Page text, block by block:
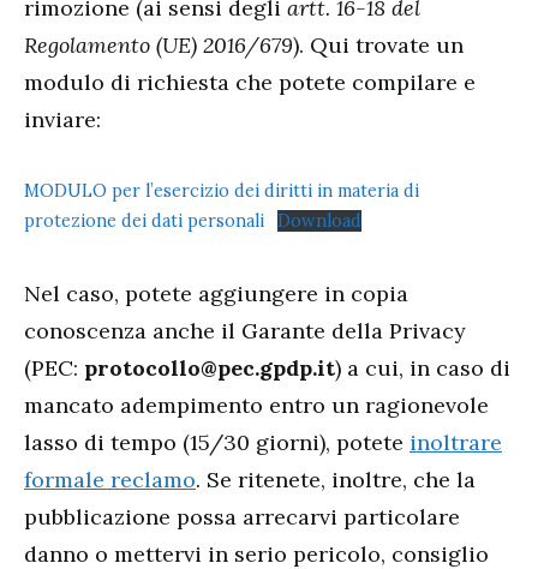
rimozione (ai sensi degli artt. 16-18 del
Regolamento (UE) 2016/679). Qui trovate un
modulo di richiesta che potete compilare e
inviare:
MODULO per l’esercizio dei diritti in materia di
protezione dei dati personali
Download
Nel caso, potete aggiungere in copia
conoscenza anche il Garante della Privacy
(PEC: protocollo@pec.gpdp.it) a cui, in caso di
mancato adempimento entro un ragionevole
lasso di tempo (15/30 giorni), potete inoltrare
formale reclamo. Se ritenete, inoltre, che la
pubblicazione possa arrecarvi particolare
danno o mettervi in serio pericolo, consiglio